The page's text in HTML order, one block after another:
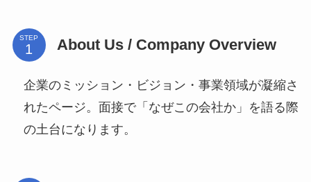
STEP About Us / Company Overview
企業のミッション・ビジョン・事業領域が凝縮さ
れたページ。面接で「なぜこの会社か」を語る際
の土台になります。